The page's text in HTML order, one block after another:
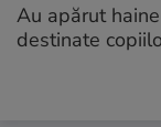
Au apărut
destinate